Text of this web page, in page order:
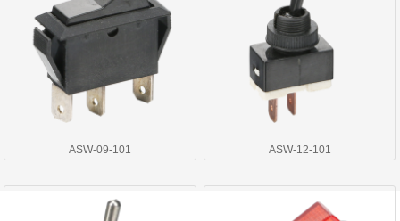
ASW-09-101 ASW-12-101